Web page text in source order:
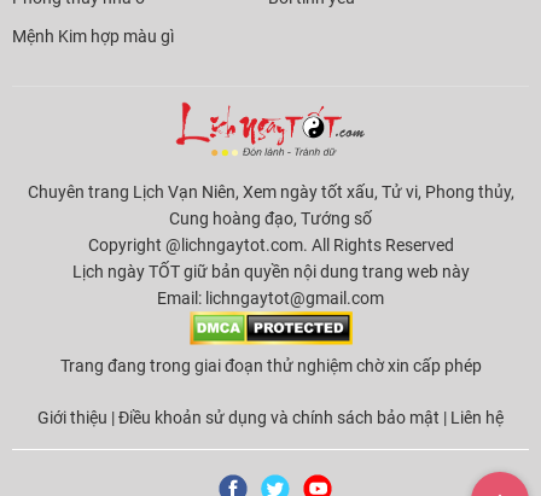
Mệnh Kim hợp màu gì
Chuyên trang Lịch Vạn Niên, Xem ngày tốt xấu, Tử vi, Phong thủy,
Cung hoàng đạo, Tướng số
Copyright @lichngaytot.com. All Rights Reserved
Lịch ngày TỐT giữ bản quyền nội dung trang web này
Email: lichngaytot@gmail.com
Trang đang trong giai đoạn thử nghiệm chờ xin cấp phép
Giới thiệu |Điều khoản sử dụng và chính sách bảo mật | Liên hệ